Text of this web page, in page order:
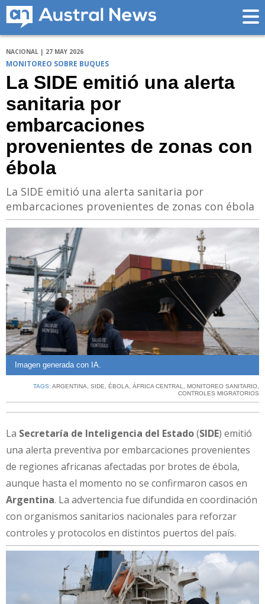
NACIONAL | 27 MAY 2026
MONITOREO SOBRE BUQUES
La SIDE emitió una alerta
sanitaria por
embarcaciones
provenientes de zonas con
ébola
La SIDE emitió una alerta sanitaria por
embarcaciones provenientes de zonas con ébola
Imagen generada con IA.
TAGS: ARGENTINA, SIDE, ÉBOLA, ÁFRICA CENTRAL, MONITOREO SANITARIO,
CONTROLES MIGRATORIOS
La Secretaría de Inteligencia del Estado(SIDE) emitió
una alerta preventiva por embarcaciones provenientes
de regiones africanas afectadas por brotes de ébola,
aunque hasta el momento no se confirmaron casos en
Argentina. La advertencia fue difundida en coordinación
con organismos sanitarios nacionales para reforzar
controles y protocolos en distintos puertos del país.